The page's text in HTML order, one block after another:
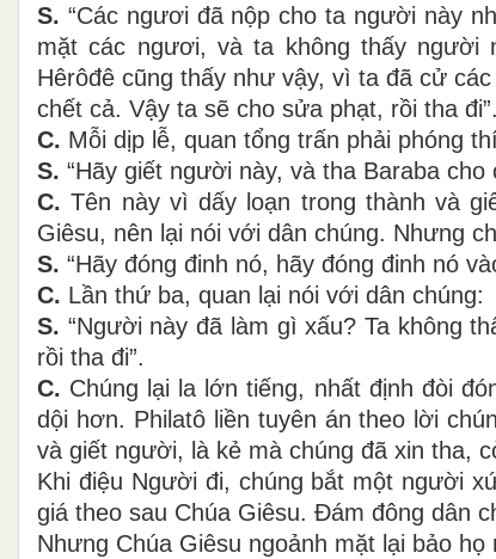
S. “Các ngươi đã nộp cho ta người này
mặt các ngươi, và ta không thấy người
Hêrôđê cũng thấy như vậy, vì ta đã cử
chết cả. Vậy ta sẽ cho sửa phạt, rồi tha đi”.
C. Mỗi dịp lễ, quan tổng trấn phải phóng
S. “Hãy giết người này, và tha Baraba cho
C. Tên này vì dấy loạn trong thành và
Giêsu, nên lại nói với dân chúng. Nhưng
S. “Hãy đóng đinh nó, hãy đóng đinh nó
C. Lần thứ ba, quan lại nói với dân chúng:
S. “Người này đã làm gì xấu? Ta không
rồi tha đi”.
C. Chúng lại la lớn tiếng, nhất định đòi
dội hơn. Philatô liền tuyên án theo lời
và giết người, là kẻ mà chúng đã xin tha,
Khi điệu Người đi, chúng bắt một người
giá theo sau Chúa Giêsu. Ðám đông dân
Nhưng Chúa Giêsu ngoảnh mặt lại bảo họ